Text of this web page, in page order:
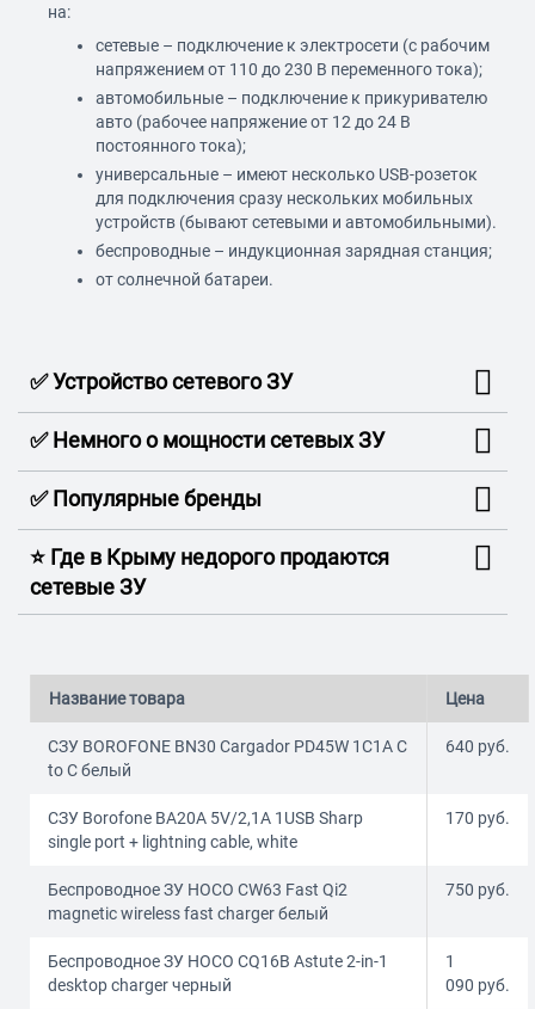
на:
сетевые – подключение к электросети (с рабочим
напряжением от 110 до 230 В переменного тока);
автомобильные – подключение к прикуривателю
авто (рабочее напряжение от 12 до 24 В
постоянного тока);
универсальные – имеют несколько USB-розеток
для подключения сразу нескольких мобильных
устройств (бывают сетевыми и автомобильными).
беспроводные – индукционная зарядная станция;
от солнечной батареи.
✅ Устройство сетевого ЗУ
✅ Немного о мощности сетевых ЗУ
✅ Популярные бренды
⭐️ Где в Крыму недорого продаются
сетевые ЗУ
Название товара Цена
СЗУ BOROFONE BN30 Cargador PD45W 1C1A C
to C белый
640 руб.
СЗУ Borofone BA20A 5V/2,1A 1USB Sharp
single port + lightning cable, white
170 руб.
Беспроводное ЗУ HOCO CW63 Fast Qi2
magnetic wireless fast charger белый
750 руб.
Беспроводное ЗУ HOCO CQ16B Astute 2-in-1
desktop charger черный
1
090 руб.